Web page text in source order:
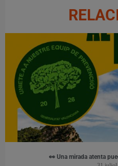
👀 Una mirada atenta